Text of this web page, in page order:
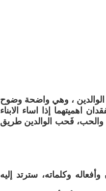
، وهي واضحة وضوح
اهميتهما إذا اساء الابناء
والحب، فَحب الوالدين طريق
وكلماته، سترتد إليه